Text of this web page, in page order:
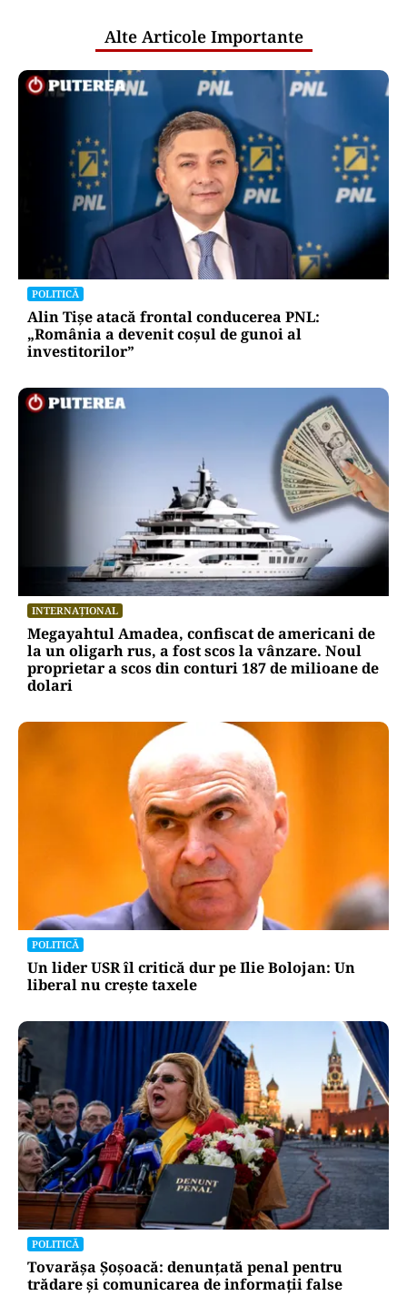
Alte Articole Importante
POLITICĂ
Alin Tișe atacă frontal conducerea PNL:
„România a devenit coșul de gunoi al
investitorilor”
INTERNAȚIONAL
Megayahtul Amadea, confiscat de americani de
la un oligarh rus, a fost scos la vânzare. Noul
proprietar a scos din conturi 187 de milioane de
dolari
POLITICĂ
Un lider USR îl critică dur pe Ilie Bolojan: Un
liberal nu crește taxele
POLITICĂ
Tovarășa Șoșoacă: denunțată penal pentru
trădare și comunicarea de informații false